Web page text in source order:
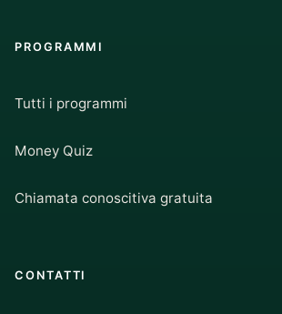
PROGRAMMI
Tutti i programmi
Money Quiz
Chiamata conoscitiva gratuita
CONTATTI